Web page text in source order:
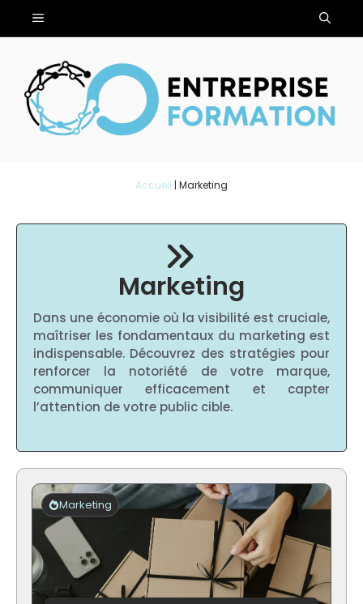
contenu
Menu
Accueil | Marketing
Marketing
Dans une économie où la visibilité est cruciale,
maîtriser les fondamentaux du marketing est
indispensable. Découvrez des stratégies pour
renforcer la notoriété de votre marque,
communiquer efficacement et capter
l’attention de votre public cible.
Marketing